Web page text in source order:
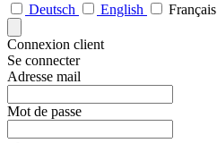
Deutsch
English Français
Connexion client
Se connecter
Adresse mail
Mot de passe